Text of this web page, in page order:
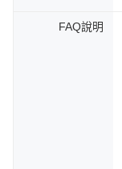
FAQ說明